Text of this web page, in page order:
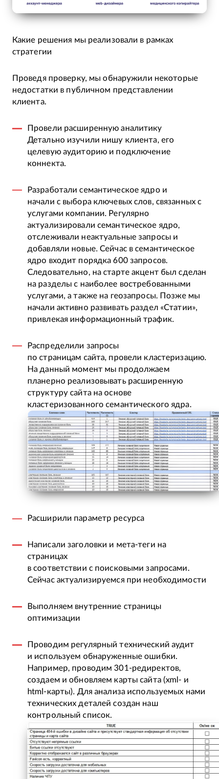
Какие решения мы реализовали в рамках
стратегии
Проведя проверку, мы обнаружили некоторые
недостатки в публичном представлении
клиента.
Провели расширенную аналитику
Детально изучили нишу клиента, его
целевую аудиторию и подключение
коннекта.
Разработали семантическое ядро и
начали с выбора ключевых слов, связанных с
услугами компании. Регулярно
актуализировали семантическое ядро,
отслеживали неактуальные запросы и
добавляли новые. Сейчас в семантическое
ядро входит порядка 600 запросов.
Следовательно, на старте акцент был сделан
на разделы с наиболее востребованными
услугами, а также на геозапросы. Позже мы
начали активно развивать раздел «Статии»,
привлекая информационный трафик.
Распределили запросы
по страницам сайта, провели кластеризацию.
На данный момент мы продолжаем
планерно реализовывать расширенную
структуру сайта на основе
кластеризованного семантического ядра.
Расширили параметр ресурса
Написали заголовки и мета-теги на
страницах
в соответствии с поисковыми запросами.
Сейчас актуализируемся при необходимости
Выполняем внутренние страницы
оптимизации
Проводим регулярный технический аудит
и используем обнаруженные ошибки.
Например, проводим 301-редиректов,
создаем и обновляем карты сайта (xml- и
html-карты). Для анализа используемых нами
технических деталей создан наш
контрольный список.